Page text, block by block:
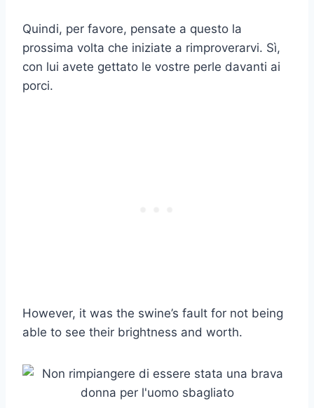
Quindi, per favore, pensate a questo la
prossima volta che iniziate a rimproverarvi. Sì,
con lui avete gettato le vostre perle davanti ai
porci.
However, it was the swine’s fault for not being
able to see their brightness and worth.